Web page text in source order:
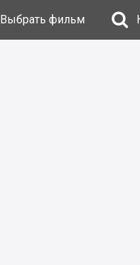
Выбрать фильм